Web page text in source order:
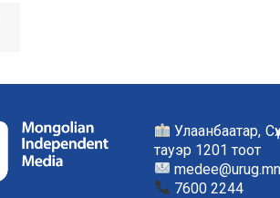
Улаанбаатар,
тауэр 1201 тоот
medee@urug.mn
7600 2244